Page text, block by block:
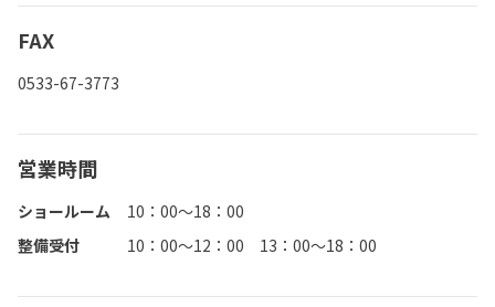
FAX
0533-67-3773
営業時間
ショールーム
10：00～18：00
整備受付
10：00～12：00 13：00～18：00